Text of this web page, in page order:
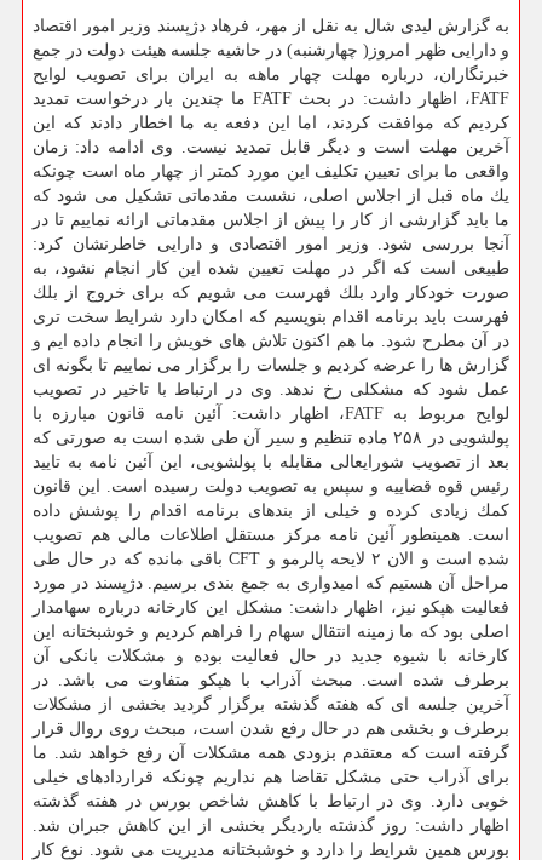
به گزارش لیدی شال به نقل از مهر، فرهاد دژپسند وزیر امور اقتصاد
و دارایی ظهر امروز( چهارشنبه) در حاشیه جلسه هیئت دولت در جمع
خبرنگاران، درباره مهلت چهار ماهه به ایران برای تصویب لوایح
FATF، اظهار داشت: در بحث FATF ما چندین بار درخواست تمدید
كردیم كه موافقت كردند، اما این دفعه به ما اخطار دادند كه این
آخرین مهلت است و دیگر قابل تمدید نیست. وی ادامه داد: زمان
واقعی ما برای تعیین تكلیف این مورد كمتر از چهار ماه است چونكه
یك ماه قبل از اجلاس اصلی، نشست مقدماتی تشكیل می شود كه
ما باید گزارشی از كار را پیش از اجلاس مقدماتی ارائه نماییم تا در
آنجا بررسی شود. وزیر امور اقتصادی و دارایی خاطرنشان كرد:
طبیعی است كه اگر در مهلت تعیین شده این كار انجام نشود، به
صورت خودكار وارد بلك فهرست می شویم كه برای خروج از بلك
فهرست باید برنامه اقدام بنویسیم كه امكان دارد شرایط سخت تری
در آن مطرح شود. ما هم اكنون تلاش های خویش را انجام داده ایم و
گزارش ها را عرضه كردیم و جلسات را برگزار می نماییم تا بگونه ای
عمل شود كه مشكلی رخ ندهد. وی در ارتباط با تاخیر در تصویب
لوایح مربوط به FATF، اظهار داشت: آئین نامه قانون مبارزه با
پولشویی در ۲۵۸ ماده تنظیم و سیر آن طی شده است به صورتی كه
بعد از تصویب شورایعالی مقابله با پولشویی، این آئین نامه به تایید
رئیس قوه قضاییه و سپس به تصویب دولت رسیده است. این قانون
كمك زیادی كرده و خیلی از بندهای برنامه اقدام را پوشش داده
است. همینطور آئین نامه مركز مستقل اطلاعات مالی هم تصویب
شده است و الان ۲ لایحه پالرمو و CFT باقی مانده كه در حال طی
مراحل آن هستیم كه امیدواری به جمع بندی برسیم. دژپسند در مورد
فعالیت هپكو نیز، اظهار داشت: مشكل این كارخانه درباره سهامدار
اصلی بود كه ما زمینه انتقال سهام را فراهم كردیم و خوشبختانه این
كارخانه با شیوه جدید در حال فعالیت بوده و مشكلات بانكی آن
برطرف شده است. مبحث آذراب با هپكو متفاوت می باشد. در
آخرین جلسه ای كه هفته گذشته برگزار گردید بخشی از مشكلات
برطرف و بخشی هم در حال رفع شدن است، مبحث روی روال قرار
گرفته است كه معتقدم بزودی همه مشكلات آن رفع خواهد شد. ما
برای آذراب حتی مشكل تقاضا هم نداریم چونكه قراردادهای خیلی
خوبی دارد. وی در ارتباط با كاهش شاخص بورس در هفته گذشته
اظهار داشت: روز گذشته باردیگر بخشی از این كاهش جبران شد.
بورس همین شرایط را دارد و خوشبختانه مدیریت می شود. نوع كار